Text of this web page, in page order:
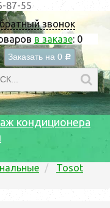
звонок
в заказе: 0
Заказать на 0 c
87-55
кондиционера
Tosot